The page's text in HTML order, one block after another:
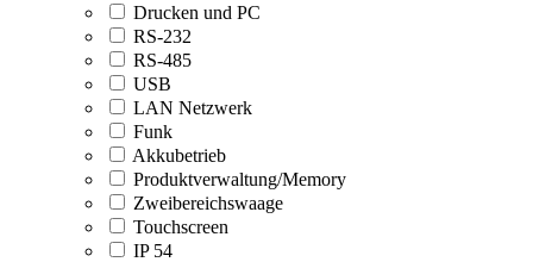
Drucken und PC
RS-232
RS-485
USB
LAN Netzwerk
Funk
Akkubetrieb
Produktverwaltung/Memory
Zweibereichswaage
Touchscreen
IP 54